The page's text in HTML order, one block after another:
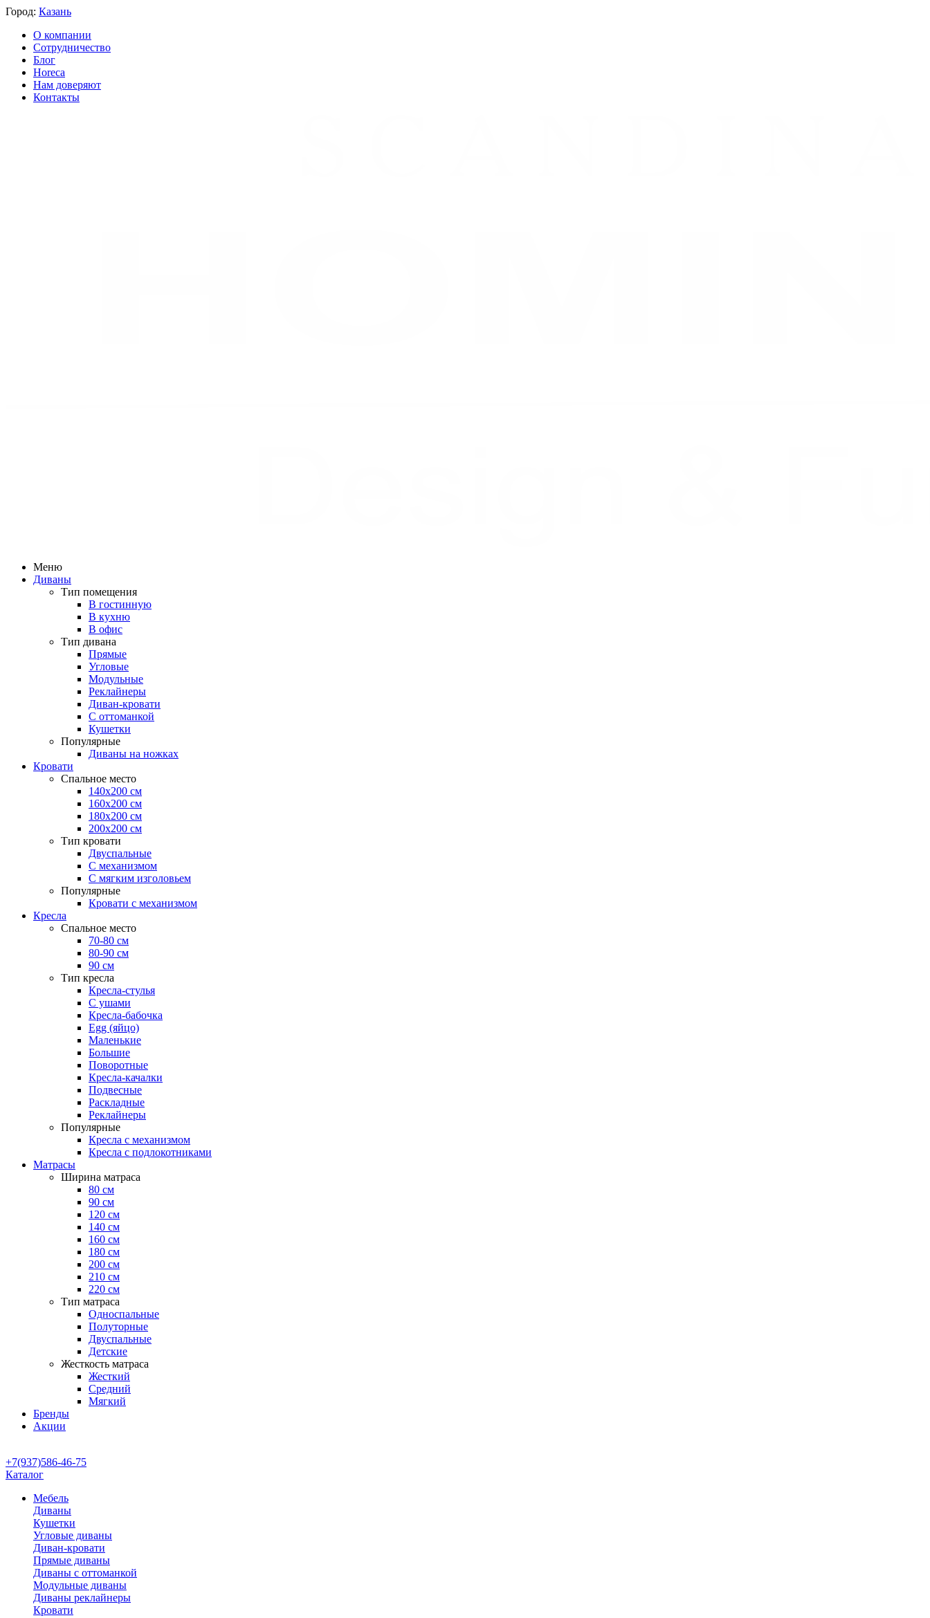
Город: Казань
О компании
Сотрудничество
Блог
Horeca
Нам доверяют
Контакты
Меню
Диваны
Тип помещения
В гостинную
В кухню
В офис
Тип дивана
Прямые
Угловые
Модульные
Реклайнеры
Диван-кровати
С оттоманкой
Кушетки
Популярные
Диваны на ножках
Кровати
Спальное место
140х200 см
160х200 см
180х200 см
200х200 см
Тип кровати
Двуспальные
С механизмом
С мягким изголовьем
Популярные
Кровати с механизмом
Кресла
Спальное место
70-80 см
80-90 см
90 см
Тип кресла
Кресла-стулья
С ушами
Кресла-бабочка
Egg (яйцо)
Маленькие
Большие
Поворотные
Кресла-качалки
Подвесные
Раскладные
Реклайнеры
Популярные
Кресла с механизмом
Кресла с подлокотниками
Матрасы
Ширина матраса
80 см
90 см
120 см
140 см
160 см
180 см
200 см
210 см
220 см
Тип матраса
Односпальные
Полуторные
Двуспальные
Детские
Жесткость матраса
Жесткий
Средний
Мягкий
Бренды
Акции
+7(937)586-46-75
Каталог
Мебель
Диваны
Кушетки
Угловые диваны
Диван-кровати
Прямые диваны
Диваны с оттоманкой
Модульные диваны
Диваны реклайнеры
Кровати